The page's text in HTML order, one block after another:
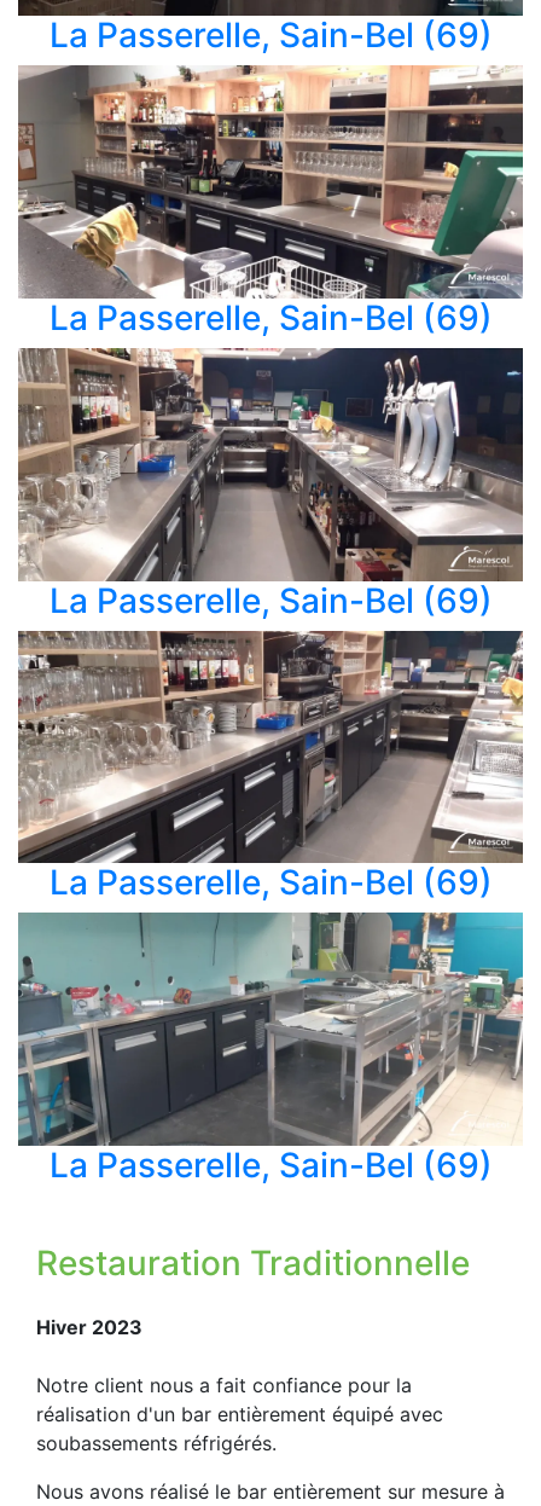
La Passerelle, Sain-Bel (69)
La Passerelle, Sain-Bel (69)
La Passerelle, Sain-Bel (69)
La Passerelle, Sain-Bel (69)
La Passerelle, Sain-Bel (69)
Restauration Traditionnelle
Hiver 2023
Notre client nous a fait confiance pour la
réalisation d'un bar entièrement équipé avec
soubassements réfrigérés.
Nous avons réalisé le bar entièrement sur mesure à